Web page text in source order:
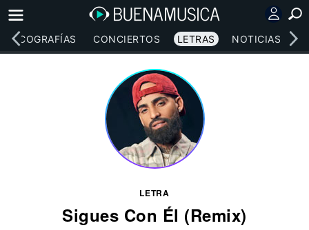
DISCOGRAFÍAS CONCIERTOS LETRAS NOTICIAS
LETRA
Sigues Con Él (Remix)